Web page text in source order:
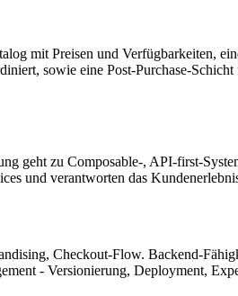
mit Preisen und Verfügbarkeiten,
sowie eine Post-Purchase-
geht zu Composable-, API-first-
und verantworten das
Checkout-Flow. Backend-
- Versionierung, Deployment,